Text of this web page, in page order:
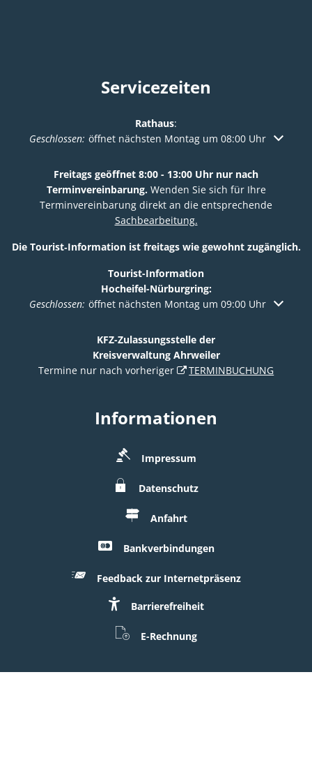
Servicezeiten
Rathaus:
Klicken, um weitere Öffnungs- oder Schließzeiten
Geschlossen: öffnet nächsten Montag um 08:00 Uhr
Freitags geöffnet 8:00 - 13:00 Uhr nur nach
Terminvereinbarung. Wenden Sie sich für Ihre
Terminvereinbarung direkt an die entsprechende
Sachbearbeitung.
Die Tourist‑Information ist freitags wie gewohnt zugänglich.
Tourist-Information
Hocheifel-Nürburgring:
Klicken, um weitere Öffnungs- oder Schließzeiten
Geschlossen: öffnet nächsten Montag um 09:00 Uhr
KFZ-Zulassungsstelle der
Kreisverwaltung Ahrweiler
Termine nur nach vorheriger
TERMINBUCHUNG
Informationen
Impressum
Datenschutz
Anfahrt
Bankverbindungen
Feedback zur Internetpräsenz
Barrierefreiheit
E-Rechnung